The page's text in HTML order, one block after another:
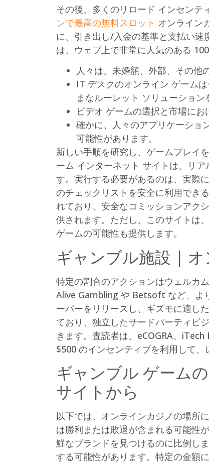
その後、多くのリロード インセンテ
ンで最高の無料スロット オンライン
に、引き出し/入金の基準と支払い速
は、ウェブ上で非常に人気のある
人々は、未婚額、外部、その他
IT デスクのオンライン ゲーム
まなルーレット ソリューション
ビデオ ゲームの選択と市場に
確かに、人々のアプリケーショ
可能性があります。
新しい手順を研究し、ゲームプレイ
ーム インターネット サイトは、リ
す。実行する必要があるのは、実際
のチェックリストを安全に利用でき
れており、安全なコミッションアク
供されます。ただし、このサイトは
ゲームの可能性も提供します。
ギャンブル施設 | オ
特定の割合のアクションはウェルカ
Alive Gambling や Betsoft など、よ
ーバーをリリースし、ギズモに適し
ており、独立したサードパーティビ
きます。査読者は、eCOGRA、
$500 のインセンティブを利用して、
ギャンブル ゲーム
サイトから
以下では、オンラインカジノの場所
は勝利または敗退が含まれる可能性
鮮なブランドを見つけるのに比例し
する可能性があります。特定の金額